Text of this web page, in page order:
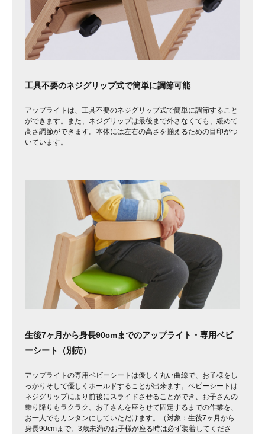
工具不要のネジグリップ式で簡単に調節可能
アップライトは、工具不要のネジグリップ式で簡単に調節すること
ができます。また、ネジグリップは最後まで外さなくても、緩めて
高さ調節ができます。本体には左右の高さを揃えるための目印がつ
いています。
生後7ヶ月から身長90cmまでのアップライト・専用ベビ
ーシート（別売）
アップライトの専用ベビーシートは優しく丸い曲線で、お子様をし
っかりそして優しくホールドすることが出来ます。ベビーシートは
ネジグリップにより前後にスライドさせることができ、お子さんの
乗り降りもラクラク。お子さんを座らせて固定するまでの作業を、
お一人でもカンタンにしていただけます。（対象：生後7ヶ月から
身長90cmまで。3歳未満のお子様が座る時は必ず装着してくださ